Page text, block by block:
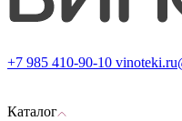
+7 985 410-90-10
Каталог